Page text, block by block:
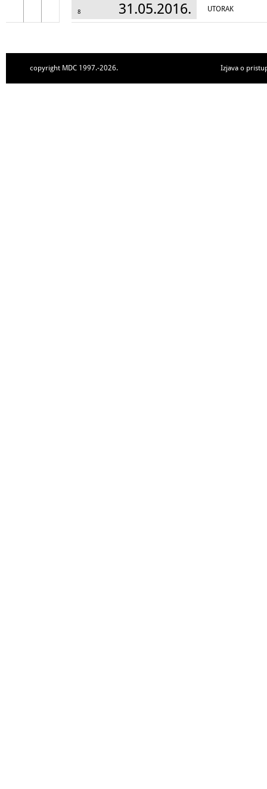
8 31.05.2016. UTORAK
copyright MDC 1997.-2026. Izjava o